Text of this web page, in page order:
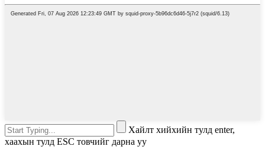
Хайлт хийхийн тулд enter,
хаахын тулд ESC товчийг дарна уу